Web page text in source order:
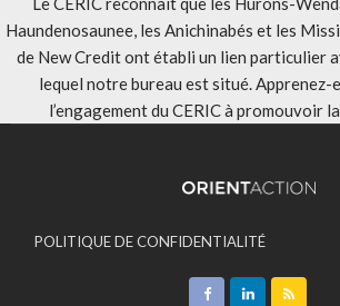
Haundenosaunee, les Anichinabés et les
de New Credit ont établi un lien particulier
lequel notre bureau est situé. Apprenez-
l’engagement du CERIC à promouvoir
POLITIQUE DE CONFIDENTIALITÉ
ACCEPTATION DES MODALITÉS CONTACT